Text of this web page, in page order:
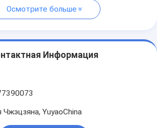
Осмотрите больше
Информация
Чжэцзяна, YuyaoChina